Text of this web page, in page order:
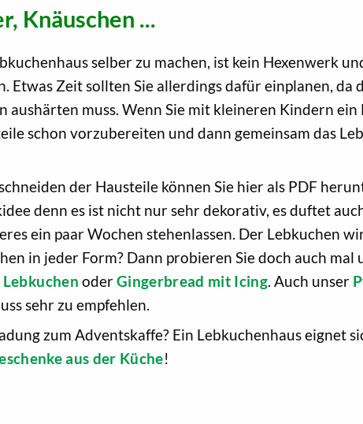
Knäuschen ...
selber zu machen, ist kein Hexenwerk
Etwas Zeit sollten Sie allerdings dafür einplanen, da
aushärten muss. Wenn Sie mit kleineren Kindern ein
schon vorzubereiten und dann gemeinsam das
der Hausteile können Sie hier als PDF
denn es ist nicht nur sehr dekorativ, es duftet
ein paar Wochen stehenlassen. Der Lebkuchen
in jeder Form? Dann probieren Sie doch auch mal
oderGingerbread mit Icing . Auch unser
sehr zu empfehlen.
zum Adventskaffe? Ein Lebkuchenhaus eignet
aus der Küche!